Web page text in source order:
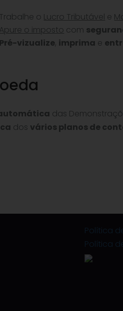
Trabalhe o Lucro Tributável e
Apure o imposto com
Pré-vizualize, imprima e
das
dos vários planos de
Política
Política